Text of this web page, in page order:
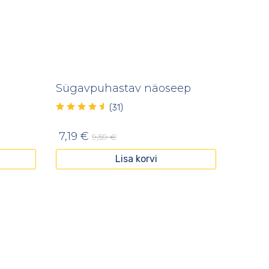
Sügavpuhastav näoseep
(31)
9,59€
7,19€
Lisa korvi